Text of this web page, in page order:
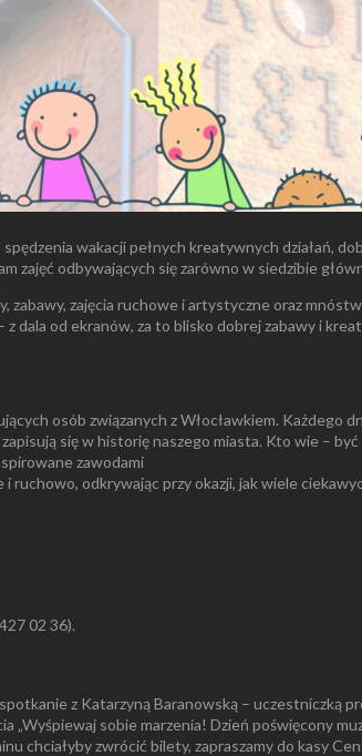
wakacji pełnych kreatywnych działań,
zajęć odbywających się zarówno w siedzibie
zajęcia ruchowe i artystyczne oraz
dala od ekranów, za to blisko dobrej zabawy i
osób związanych z Włocławkiem.
się w historię naszego miasta. Kto wie –
zawodami
ruchowo, odkrywając przy okazji, jak wiele
02 36).
z Katarzyną Baranowską – uczestniczką
„Wyśpiewaj sobie marzenia! Dzień poświęcony
chciałyby zwrócić bilety, zapraszamy do kasy